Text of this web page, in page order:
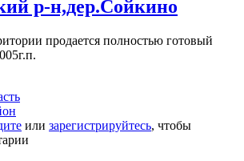
р-н,дер.Сойкино
продается полностью готовый
р-н,дер.Сойкино
или зарегистрируйтесь, чтобы